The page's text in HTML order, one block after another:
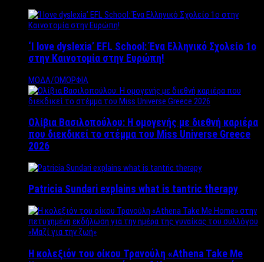
‘Ι love dyslexia’ EFL School: Ένα Ελληνικό Σχολείo 1ο
στην Καινοτομία στην Ευρώπη!
ΜΟΔΑ/ΟΜΟΡΦΙΑ
Ολίβια Βασιλοπούλου: Η ομογενής με διεθνή καριέρα
που διεκδικεί το στέμμα του Miss Universe Greece
2026
Patricia Sundari explains what is tantric therapy
Η κολεξιόν του οίκου Τρανούλη «Athena Take Me